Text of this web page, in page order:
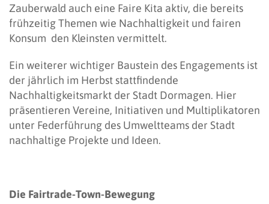
Zauberwald auch eine Faire Kita aktiv, die bereits
frühzeitig Themen wie Nachhaltigkeit und fairen
Konsum den Kleinsten vermittelt.
Ein weiterer wichtiger Baustein des Engagements ist
der jährlich im Herbst stattfindende
Nachhaltigkeitsmarkt der Stadt Dormagen. Hier
präsentieren Vereine, Initiativen und Multiplikatoren
unter Federführung des Umweltteams der Stadt
nachhaltige Projekte und Ideen.
Die Fairtrade-Town-Bewegung